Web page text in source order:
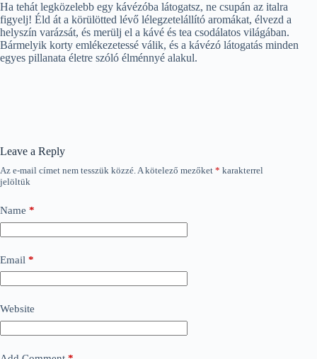
Ha tehát legközelebb egy kávézóba látogatsz, ne csupán az italra
figyelj! Éld át a körülötted lévő lélegzetelállító aromákat, élvezd a
helyszín varázsát, és merülj el a kávé és tea csodálatos világában.
Bármelyik korty emlékezetessé válik, és a kávézó látogatás minden
egyes pillanata életre szóló élménnyé alakul.
Leave a Reply
Az e-mail címet nem tesszük közzé.A kötelező mezőket * karakterrel
jelöltük
Name *
Email *
Website